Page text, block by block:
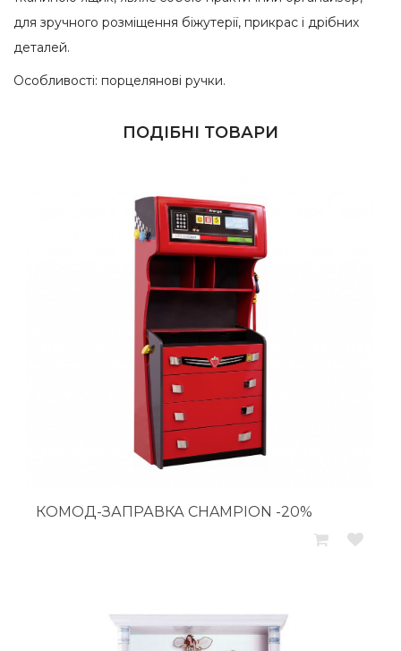
для зручного розміщення біжутерії, прикрас і дрібних
деталей.
Особливості: порцелянові ручки.
ПОДІБНІ ТОВАРИ
КОМОД-ЗАПРАВКА CHAMPION -20%